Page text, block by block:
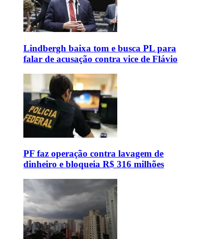
Lindbergh baixa tom e busca PL para
falar de acusação contra vice de Flávio
PF faz operação contra lavagem de
dinheiro e bloqueia R$ 316 milhões